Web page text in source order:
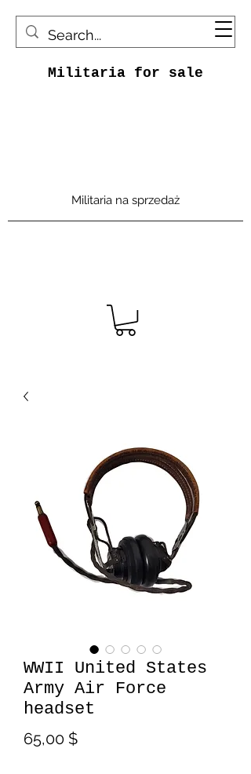
Militaria for sale
Militaria na sprzedaż
WWII United States
Army Air Force
headset
65,00 $Preis